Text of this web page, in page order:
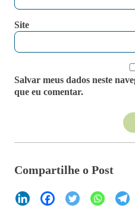
Compartilhe o Post
Site
Salvar meus dados neste
que eu comentar.